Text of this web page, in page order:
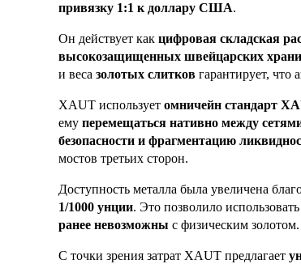
привязку 1:1 к доллару США.
Он действует как цифровая складская
высокозащищенных швейцарских
и веса золотых слитков гарантирует, что
XAUT использует омничейн стандарт
ему перемещаться нативно между
безопасности и фрагментацию
мостов третьих сторон.
Доступность металла была увеличена
1/1000 унции. Это позволило использовать
ранее невозможны с физическим золотом.
С точки зрения затрат XAUT предлагает